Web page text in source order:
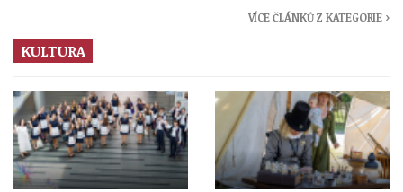
VÍCE ČLÁNKŮ Z KATEGORIE ›
KULTURA